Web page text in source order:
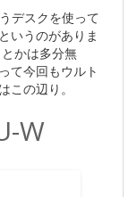
デスクを使って
いうのがありま
かは多分無
て今回もウルト
この辺り。
W